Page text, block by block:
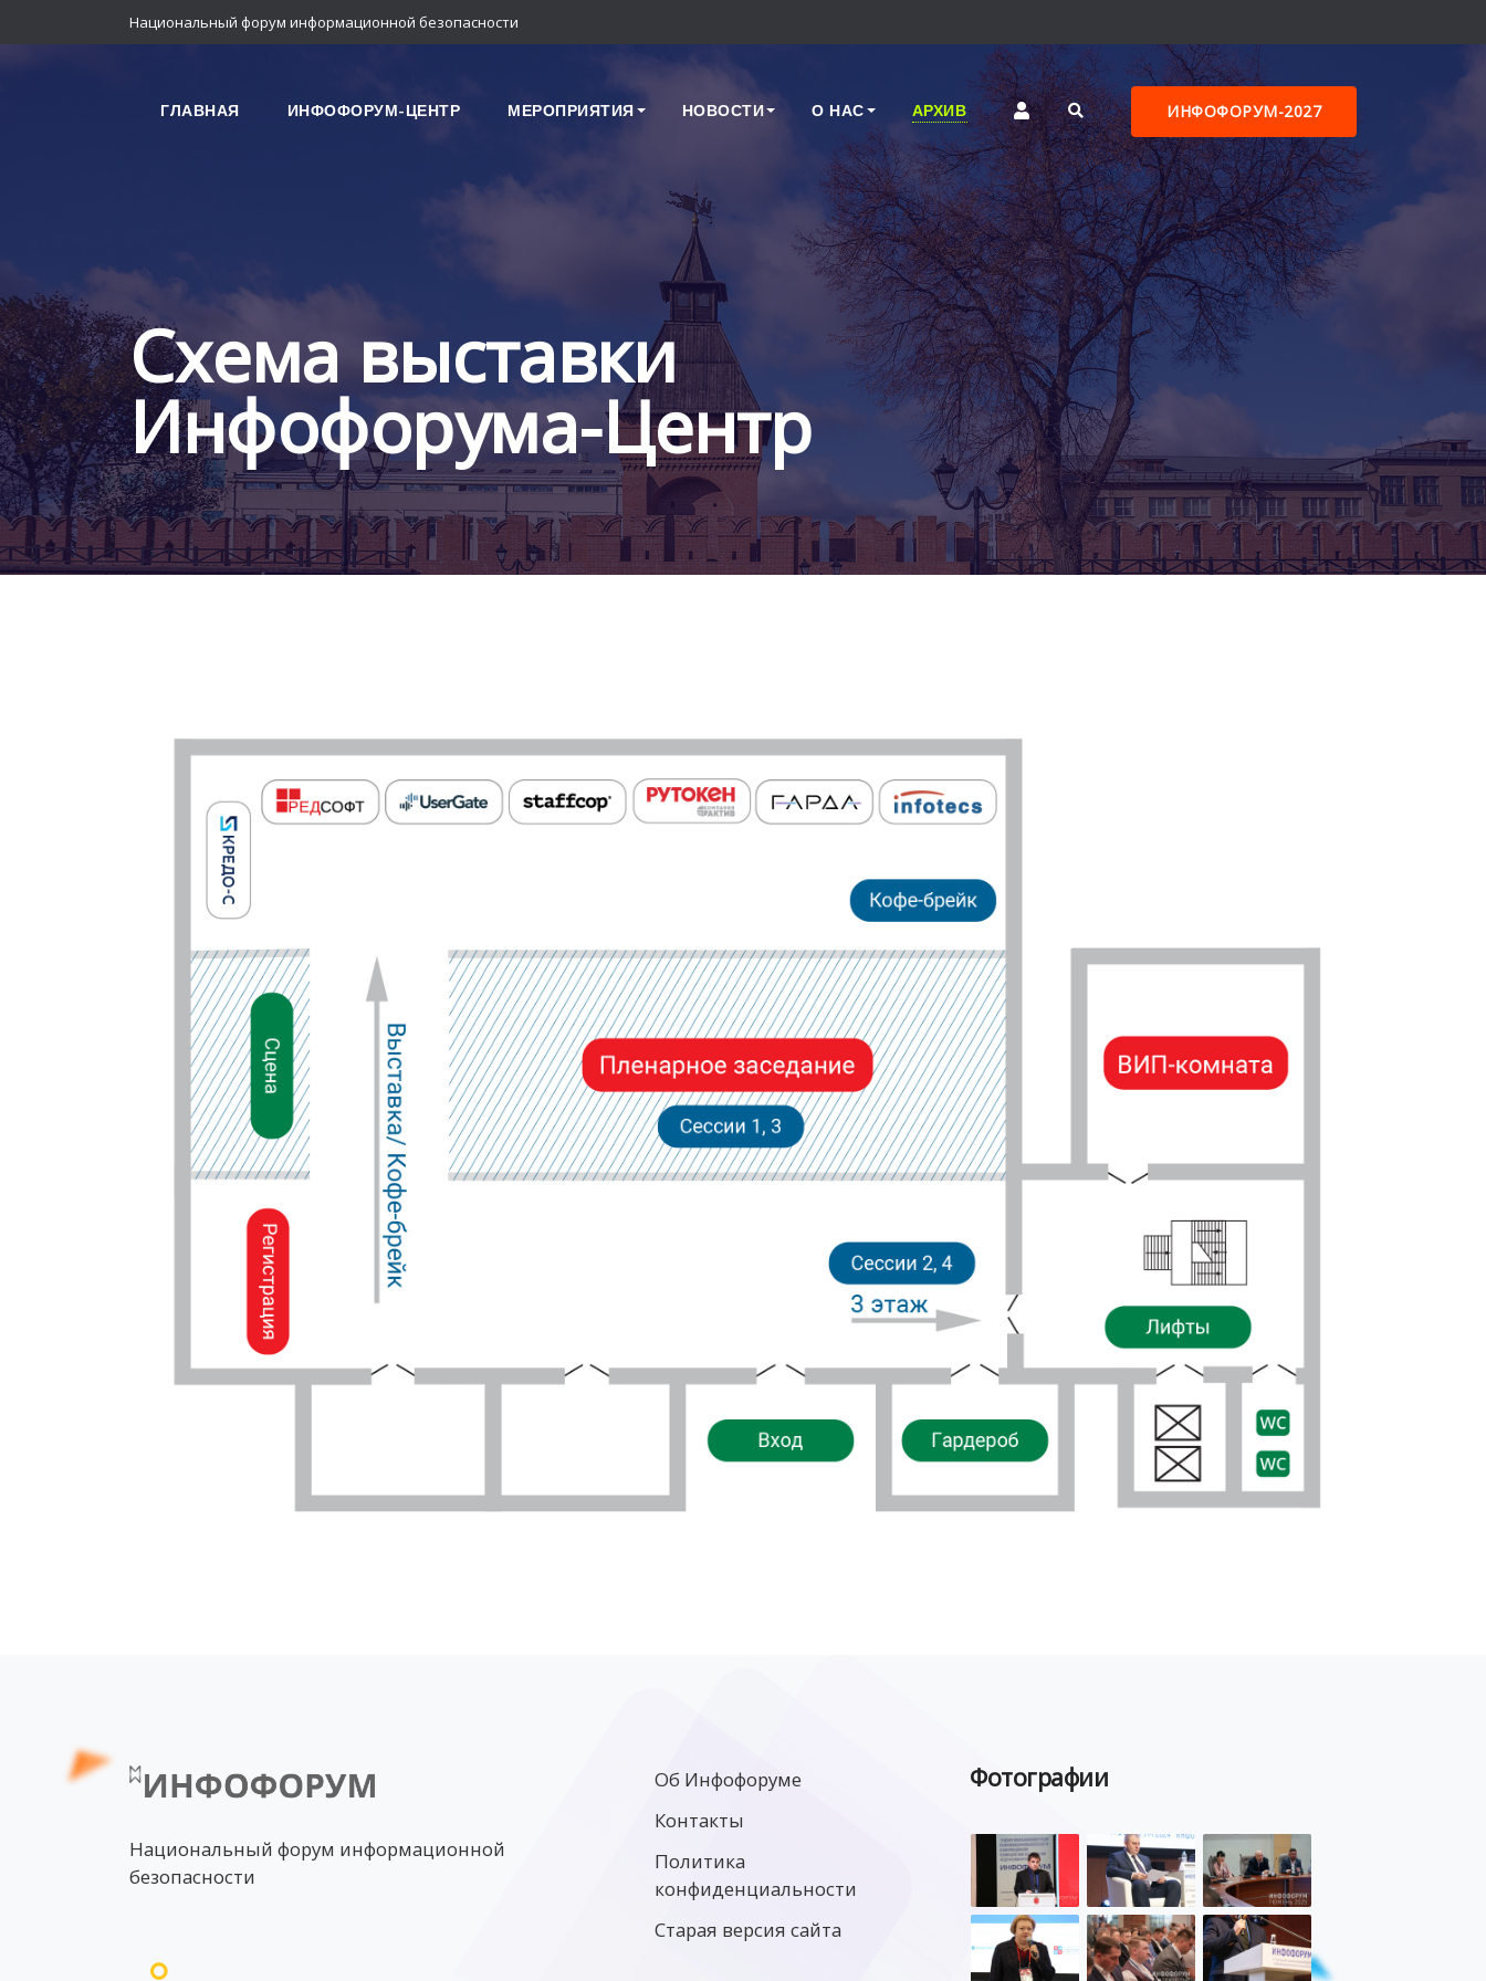
Национальный форум информационной безопасности
ГЛАВНАЯ ИНФОФОРУМ-ЦЕНТР МЕРОПРИЯТИЯ НОВОСТИ О НАС АРХИВ ИНФОФОРУМ-2027
Схема выставки
Инфофорума-Центр
Национальный форум информационной
безопасности
Об Инфофоруме
Контакты
Политика
конфиденциальности
Старая версия сайта
Фотографии